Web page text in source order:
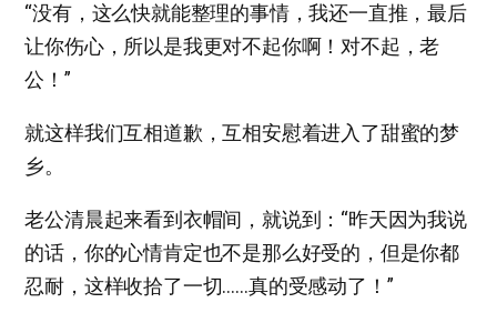
“没有，这么快就能整理的事情，我还一直推，最后
让你伤心，所以是我更对不起你啊！对不起，老
公！”
就这样我们互相道歉，互相安慰着进入了甜蜜的梦
乡。
老公清晨起来看到衣帽间，就说到：“昨天因为我说
的话，你的心情肯定也不是那么好受的，但是你都
忍耐，这样收拾了一切……真的受感动了！”